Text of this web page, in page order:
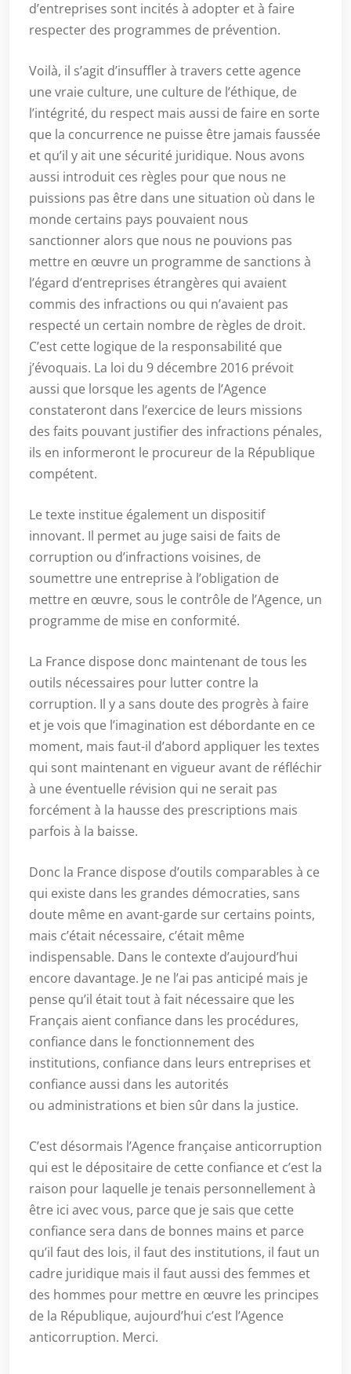
d’entreprises sont incités à adopter et à faire
respecter des programmes de prévention.
Voilà, il s’agit d’insuffler à travers cette agence
une vraie culture, une culture de l’éthique, de
l’intégrité, du respect mais aussi de faire en sorte
que la concurrence ne puisse être jamais faussée
et qu’il y ait une sécurité juridique. Nous avons
aussi introduit ces règles pour que nous ne
puissions pas être dans une situation où dans le
monde certains pays pouvaient nous
sanctionner alors que nous ne pouvions pas
mettre en œuvre un programme de sanctions à
l’égard d’entreprises étrangères qui avaient
commis des infractions ou qui n’avaient pas
respecté un certain nombre de règles de droit.
C’est cette logique de la responsabilité que
j’évoquais. La loi du 9 décembre 2016 prévoit
aussi que lorsque les agents de l’Agence
constateront dans l’exercice de leurs missions
des faits pouvant justifier des infractions pénales,
ils en informeront le procureur de la République
compétent.
Le texte institue également un dispositif
innovant. Il permet au juge saisi de faits de
corruption ou d’infractions voisines, de
soumettre une entreprise à l’obligation de
mettre en œuvre, sous le contrôle de l’Agence, un
programme de mise en conformité.
La France dispose donc maintenant de tous les
outils nécessaires pour lutter contre la
corruption. Il y a sans doute des progrès à faire
et je vois que l’imagination est débordante en ce
moment, mais faut-il d’abord appliquer les textes
qui sont maintenant en vigueur avant de réfléchir
à une éventuelle révision qui ne serait pas
forcément à la hausse des prescriptions mais
parfois à la baisse.
Donc la France dispose d’outils comparables à ce
qui existe dans les grandes démocraties, sans
doute même en avant-garde sur certains points,
mais c’était nécessaire, c’était même
indispensable. Dans le contexte d’aujourd’hui
encore davantage. Je ne l’ai pas anticipé mais je
pense qu’il était tout à fait nécessaire que les
Français aient confiance dans les procédures,
confiance dans le fonctionnement des
institutions, confiance dans leurs entreprises et
confiance aussi dans les autorités
ou administrations et bien sûr dans la justice.
C’est désormais l’Agence française anticorruption
qui est le dépositaire de cette confiance et c’est la
raison pour laquelle je tenais personnellement à
être ici avec vous, parce que je sais que cette
confiance sera dans de bonnes mains et parce
qu’il faut des lois, il faut des institutions, il faut un
cadre juridique mais il faut aussi des femmes et
des hommes pour mettre en œuvre les principes
de la République, aujourd’hui c’est l’Agence
anticorruption. Merci.